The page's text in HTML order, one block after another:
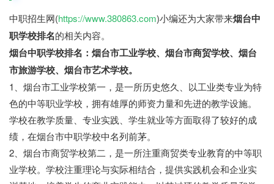
中职招生网(https://www.380863.com)小编还为大家带来烟台中
职学校排名的相关内容。
烟台中职学校排名：烟台市工业学校、烟台市商贸学校、烟台
市旅游学校、烟台市艺术学校。
1、烟台市工业学校第一，是一所历史悠久、以工业类专业为特
色的中等职业学校，拥有雄厚的师资力量和先进的教学设施。
学校在教学质量、专业实践、学生就业等方面取得了较好的成
绩，在烟台市中职学校中名列前茅。
2、烟台市商贸学校第二，是一所注重商贸类专业教育的中等职
业学校。学校注重理论与实际相结合，提供实践机会和企业实